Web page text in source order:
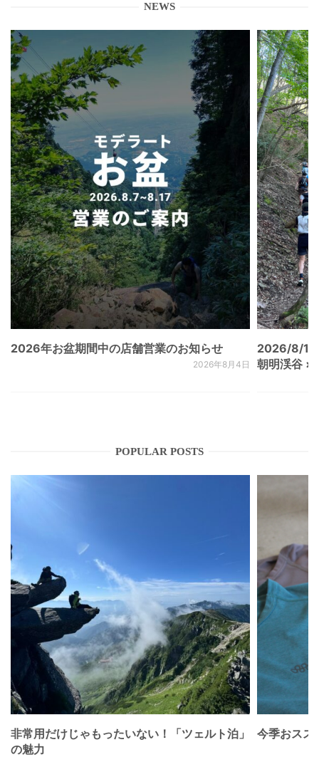
NEWS
2026年お盆期間中の店舗営業のお知らせ
2026年8月4日
2026/8/
朝明渓谷 ×
POPULAR POSTS
非常用だけじゃもったいない！「ツェルト泊」
の魅力
今季おスス